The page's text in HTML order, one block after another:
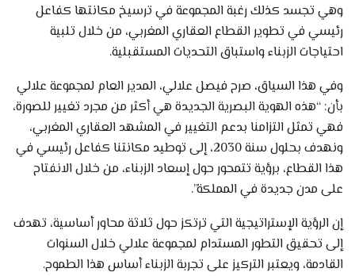
وهي تجسد كذلك رغبة المجموعة في ترسيخ مكانتها كفاعل
رئيسي في تطوير القطاع العقاري المغربي، من خلال تلبية
احتياجات الزبناء واستباق التحديات المستقبلية.
وفي هذا السياق، صرح فيصل علالي، المدير العام لمجموعة علالي
بأن: “هذه الهوية البصرية الجديدة هي أكثر من مجرد تغيير للصورة،
فهي تمثل التزامنا بدعم التغيير في المشهد العقاري المغربي،
ونهدف بحلول سنة 2030، إلى توطيد مكانتنا كفاعل رئيسي في
هذا القطاع، برؤية تتمحور حول إسعاد الزبناء، من خلال الانفتاح
على مدن جديدة في المملكة”.
إن الرؤية الإستراتيجية التي ترتكز حول ثلاثة محاور أساسية، تهدف
إلى تحقيق التطور المستدام لمجموعة علالي خلال السنوات
القادمة، ويعتبر التركيز على تجربة الزبناء أساس هذا الطموح.